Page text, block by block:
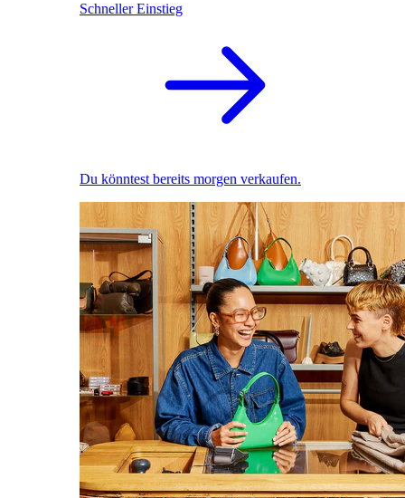
Schneller Einstieg
Du könntest bereits morgen verkaufen.